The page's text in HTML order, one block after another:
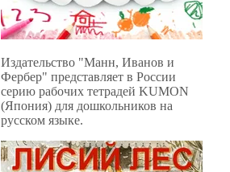
Издательство "Манн, Иванов и
Фербер" представляет в России
серию рабочих тетрадей KUMON
(Япония) для дошкольников на
русском языке.